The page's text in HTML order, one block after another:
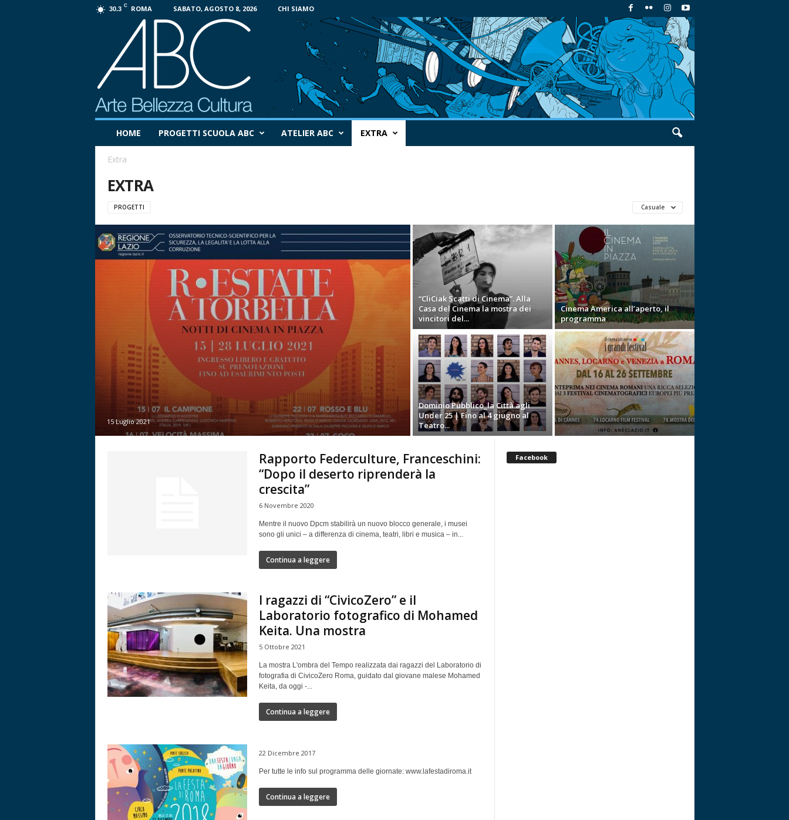
30.3 C ROMA SABATO, AGOSTO 8, 2026 CHI SIAMO
o
B
C
HOME PROGETTI SCUOLA ABC ATELIER ABC EXTRA
Extra
EXTRA
PROGETTI Casuale
15 Luglio 2021
“CliCiak Scatti di Cinema”. Alla
Casa del Cinema la mostra dei
vincitori del...
Cinema America all’aperto, il
programma
Dominio Pubblico_la Città agli
Under 25 | Fino al 4 giugno al
Teatro...
Rapporto Federculture, Franceschini:
“Dopo il deserto riprenderà la
crescita”
6 Novembre 2020
Mentre il nuovo Dpcm stabilirà un nuovo blocco generale, i musei
sono gli unici – a differenza di cinema, teatri, libri e musica – in...
Continua a leggere
I ragazzi di “CivicoZero” e il
Laboratorio fotografico di Mohamed
Keita. Una mostra
5 Ottobre 2021
La mostra L'ombra del Tempo realizzata dai ragazzi del Laboratorio di
fotografia di CivicoZero Roma, guidato dal giovane malese Mohamed
Keita, da oggi -...
Continua a leggere
22 Dicembre 2017
Per tutte le info sul programma delle giornate: www.lafestadiroma.it
Continua a leggere
Facebook